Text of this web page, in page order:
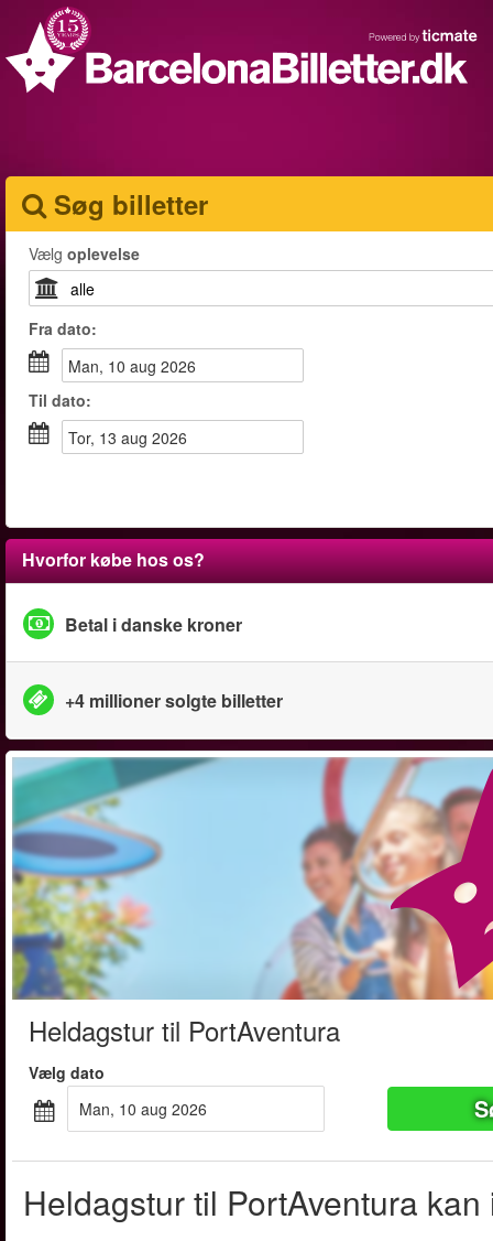
Søg billetter
Vælg oplevelse
Fra dato:
man, 10 aug 2026
Til dato:
tor, 13 aug 2026
Hvorfor købe hos os?
Betal i danske kroner
+4 millioner solgte billetter
Heldagstur til PortAventura
Vælg dato
man, 10 aug 2026
Heldagstur til PortAventura